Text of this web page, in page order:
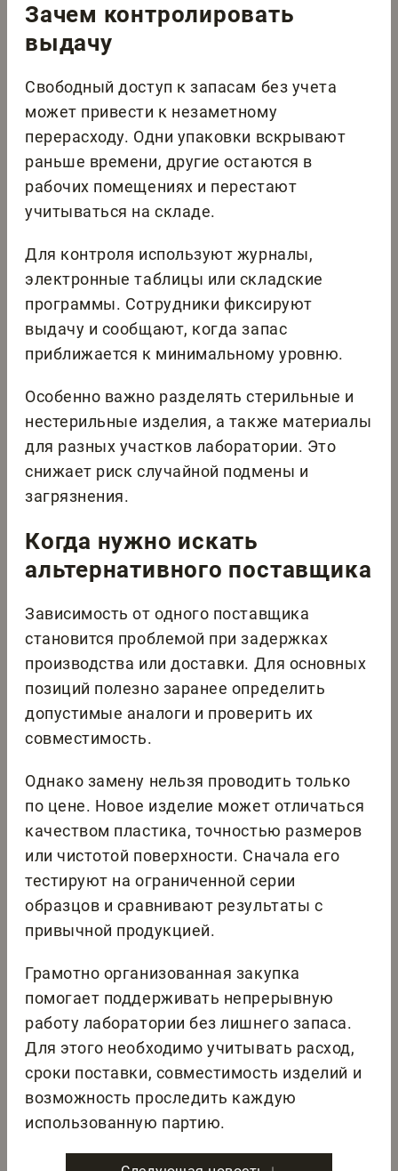
Зачем контролировать
выдачу
Свободный доступ к запасам без учета
может привести к незаметному
перерасходу. Одни упаковки вскрывают
раньше времени, другие остаются в
рабочих помещениях и перестают
учитываться на складе.
Для контроля используют журналы,
электронные таблицы или складские
программы. Сотрудники фиксируют
выдачу и сообщают, когда запас
приближается к минимальному уровню.
Особенно важно разделять стерильные и
нестерильные изделия, а также материалы
для разных участков лаборатории. Это
снижает риск случайной подмены и
загрязнения.
Когда нужно искать
альтернативного поставщика
Зависимость от одного поставщика
становится проблемой при задержках
производства или доставки. Для основных
позиций полезно заранее определить
допустимые аналоги и проверить их
совместимость.
Однако замену нельзя проводить только
по цене. Новое изделие может отличаться
качеством пластика, точностью размеров
или чистотой поверхности. Сначала его
тестируют на ограниченной серии
образцов и сравнивают результаты с
привычной продукцией.
Грамотно организованная закупка
помогает поддерживать непрерывную
работу лаборатории без лишнего запаса.
Для этого необходимо учитывать расход,
сроки поставки, совместимость изделий и
возможность проследить каждую
использованную партию.